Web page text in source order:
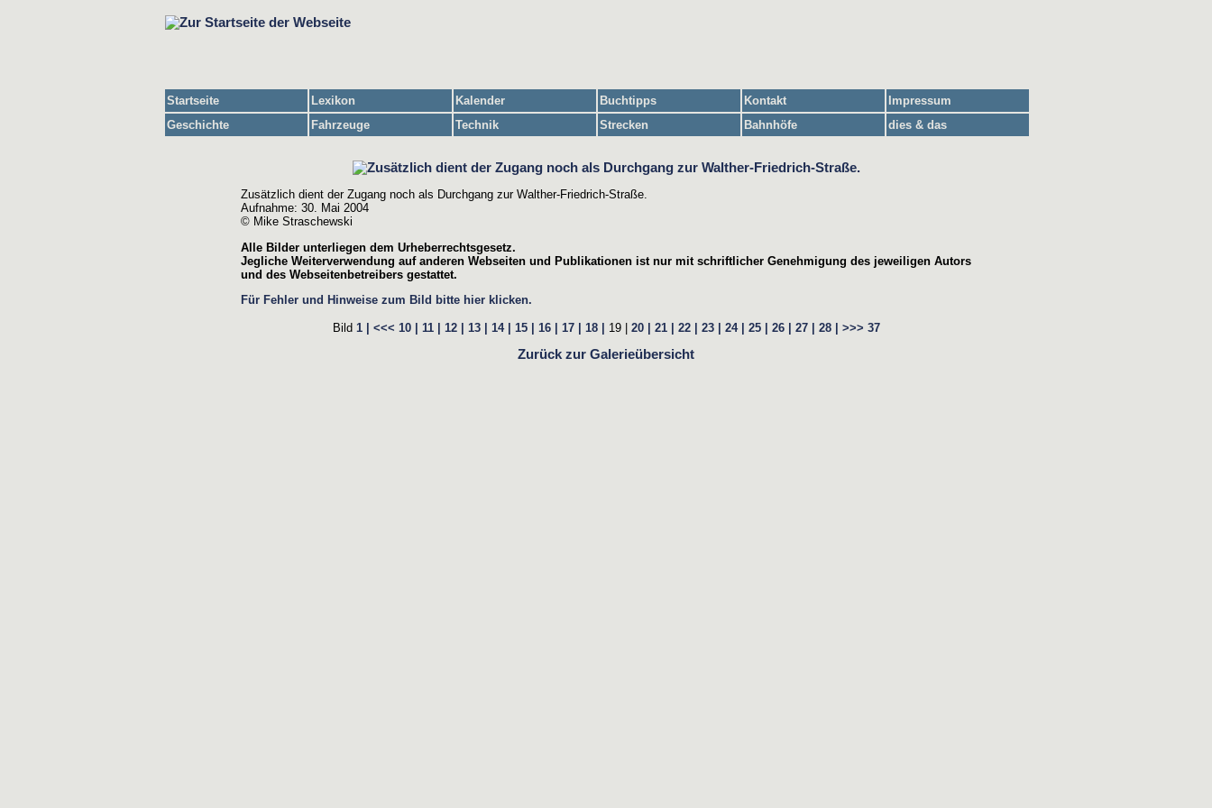
Startseite Lexikon Kalender Buchtipps Kontakt
Impressum
Geschichte
Fahrzeuge Technik Strecken Bahnhöfe dies & das
Zusätzlich dient der Zugang noch als Durchgang zur Walther-Friedrich-Straße.
Aufnahme: 30. Mai 2004
© Mike Straschewski
Alle Bilder unterliegen dem Urheberrechtsgesetz.
Jegliche Weiterverwendung auf anderen Webseiten und Publikationen ist nur mit schriftlicher Genehmigung des jeweiligen Autors
und des Webseitenbetreibers gestattet.
Für Fehler und Hinweise zum Bild bitte hier klicken.
Bild 1 | <<< 10 | 11 | 12 | 13 | 14 | 15 | 16 | 17 | 18 | 19 | 20 | 21 | 22 | 23 | 24 | 25 | 26 | 27 | 28 | >>> 37
Zurück zur Galerieübersicht